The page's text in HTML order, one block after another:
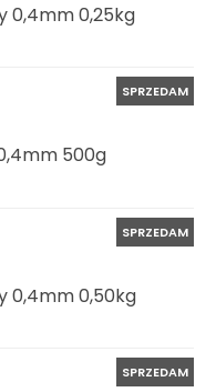
0,4mm 0,25kg
SPRZEDAM
500g
SPRZEDAM
0,4mm 0,50kg
SPRZEDAM